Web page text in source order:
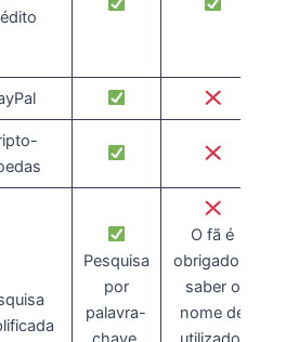
Pesquisa
por
palavra-
O fã é
obrigado a
saber o
nome de